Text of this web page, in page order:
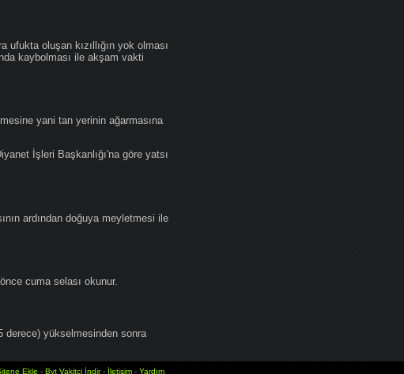
oluşan kızıllığın yok olması
kaybolması ile akşam vakti
yani tan yerinin ağarmasına
İşleri Başkanlığı'na göre yatsı
ardından doğuya meyletmesi ile
cuma selası okunur.
derece) yükselmesinden sonra
Ekle - Bvt Vakitci İndir- İletişim - Yardım